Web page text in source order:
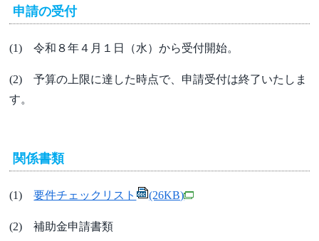
申請の受付
(1) 令和８年４月１日（水）から受付開始。
(2) 予算の上限に達した時点で、申請受付は終了いたしま
す。
関係書類
(1)要件チェックリスト (26KB)
(2) 補助金申請書類